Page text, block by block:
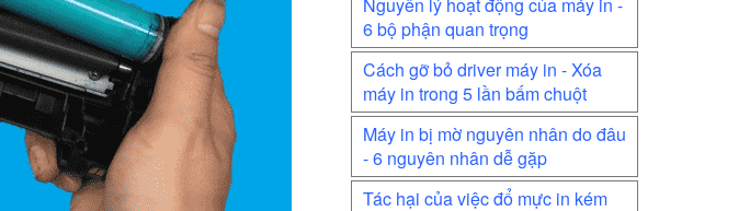
6 bộ phận quan trọng
Cách gỡ bỏ driver máy in - Xóa
máy in trong 5 lần bấm chuột
Máy in bị mờ nguyên nhân do đâu
- 6 nguyên nhân dễ gặp
Tác hại của việc đổ mực in kém